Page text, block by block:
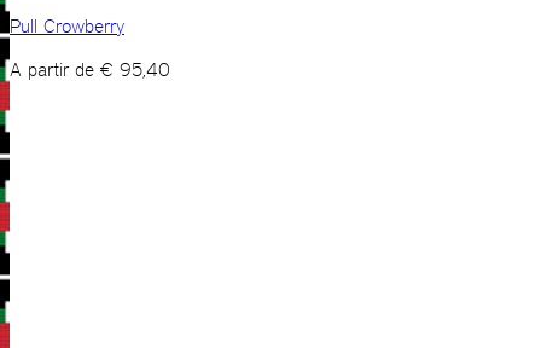
Pull Crowberry
A partir de € 95,40